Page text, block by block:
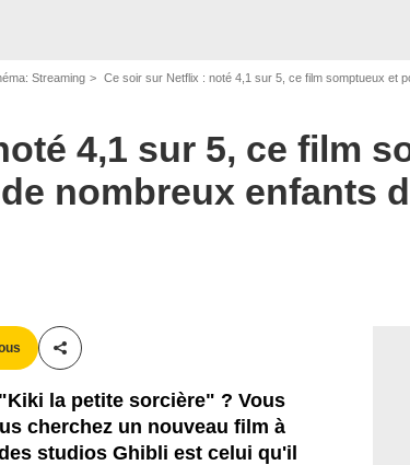
Streaming Ce soir sur Netflix : noté 4,1 sur 5, ce film somptueux et
4,1 sur 5, ce film
nombreux enfants
Partager cet article
la petite sorcière" ? Vous
cherchez un nouveau film à
studios Ghibli est celui qu'il